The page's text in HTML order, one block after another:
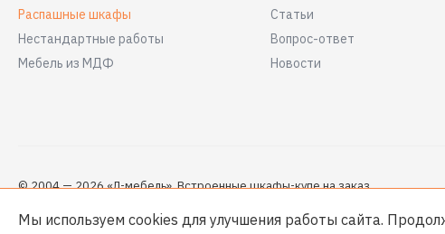
Распашные шкафы
Нестандартные работы
Мебель из МДФ
Статьи
Вопрос-ответ
Новости
© 2004 — 2026 «Л-мебель». Встроенные шкафы-купе на заказ
Мы используем cookies для улучшения работы сайта.